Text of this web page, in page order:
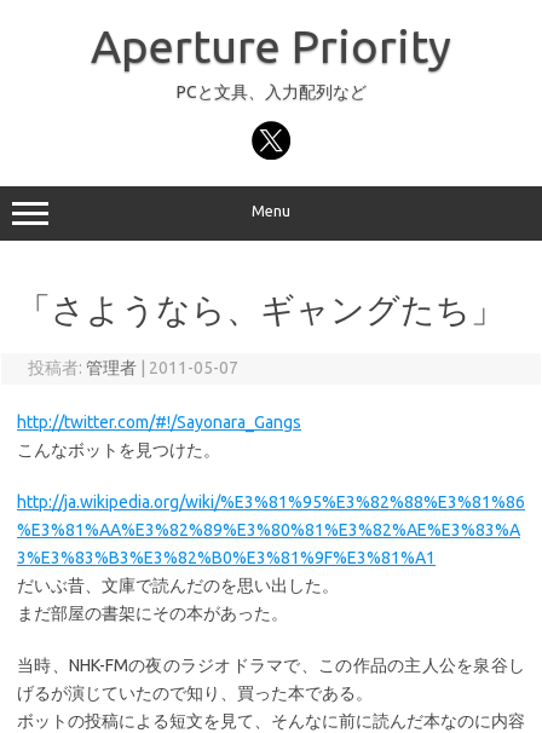
Aperture Priority
PCと文具、入力配列など
Menu
「さようなら、ギャングたち」
投稿者: 管理者 2011-05-07
http://twitter.com/#!/Sayonara_Gangs
こんなボットを見つけた。
http://ja.wikipedia.org/wiki/%E3%81%95%E3%82%88%E3%81%86
%E3%81%AA%E3%82%89%E3%80%81%E3%82%AE%E3%83%A
3%E3%83%B3%E3%82%B0%E3%81%9F%E3%81%A1
だいぶ昔、文庫で読んだのを思い出した。
まだ部屋の書架にその本があった。
当時、NHK-FMの夜のラジオドラマで、この作品の主人公を泉谷し
げるが演じていたので知り、買った本である。
ボットの投稿による短文を見て、そんなに前に読んだ本なのに内容